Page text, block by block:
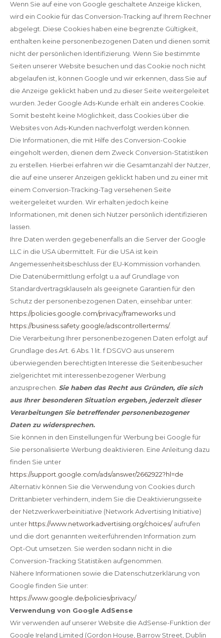
Wenn Sie auf eine von Google geschaltete Anzeige klicken,
wird ein Cookie für das Conversion-Tracking auf Ihrem Rechner
abgelegt. Diese Cookies haben eine begrenzte Gültigkeit,
enthalten keine personenbezogenen Daten und dienen somit
nicht der persönlichen Identifizierung. Wenn Sie bestimmte
Seiten unserer Website besuchen und das Cookie noch nicht
abgelaufen ist, können Google und wir erkennen, dass Sie auf
die Anzeige geklickt haben und zu dieser Seite weitergeleitet
wurden. Jeder Google Ads-Kunde erhält ein anderes Cookie.
Somit besteht keine Möglichkeit, dass Cookies über die
Websites von Ads-Kunden nachverfolgt werden können.
Die Informationen, die mit Hilfe des Conversion-Cookie
eingeholt werden, dienen dem Zweck Conversion-Statistiken
zu erstellen. Hierbei erfahren wir die Gesamtanzahl der Nutzer,
die auf eine unserer Anzeigen geklickt haben und zu einer mit
einem Conversion-Tracking-Tag versehenen Seite
weitergeleitet wurden. Wir erhalten jedoch keine
Informationen, mit denen sich Nutzer persönlich identifizieren
lassen.
Ihre Daten werden gegebenenfalls an die Server der Google
LLC in die USA übermittelt. Für die USA ist kein
Angemessenheitsbeschluss der EU-Kommission vorhanden.
Die Datenübermittlung erfolgt u.a auf Grundlage von
Standardvertragsklauseln als geeignete Garantien für den
Schutz der personenbezogenen Daten, einsehbar unter:
https://policies.google.com/privacy/frameworks und
https://business.safety.google/adscontrollerterms/.
Die Verarbeitung Ihrer personenbezogenen Daten erfolgt auf
Grundlage des Art. 6 Abs. 1 lit. f DSGVO aus unserem
überwiegenden berechtigten Interesse die Seitenbesucher
zielgerichtet mit interessenbezogener Werbung
anzusprechen. Sie haben das Recht aus Gründen, die sich
aus Ihrer besonderen Situation ergeben, jederzeit dieser
Verarbeitungen Sie betreffender personenbezogener
Daten zu widersprechen.
Sie können in den Einstellungen für Werbung bei Google für
Sie personalisierte Werbung deaktivieren. Eine Anleitung dazu
finden Sie unter
https://support.google.com/ads/answer/2662922?hl=de
Alternativ können Sie die Verwendung von Cookies durch
Drittanbieter verhindern, indem Sie die Deaktivierungsseite
der Netzwerkwerbeinitiative (Network Advertising Initiative)
unter https://www.networkadvertising.org/choices/aufrufen
und die dort genannten weiterführenden Information zum
Opt-Out umsetzen. Sie werden sodann nicht in die
Conversion-Tracking Statistiken aufgenommen.
Nähere Informationen sowie die Datenschutzerklärung von
Google finden Sie unter:
https://www.google.de/policies/privacy/
Verwendung von Google AdSense
Wir verwenden auf unserer Website die AdSense-Funktion der
Google Ireland Limited (Gordon House, Barrow Street, Dublin